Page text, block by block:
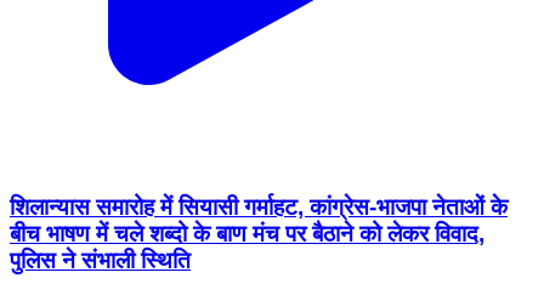
शिलान्यास समारोह में सियासी गर्माहट, कांग्रेस-भाजपा नेताओं के
बीच भाषण में चले शब्दो के बाण मंच पर बैठाने को लेकर विवाद,
पुलिस ने संभाली स्थिति